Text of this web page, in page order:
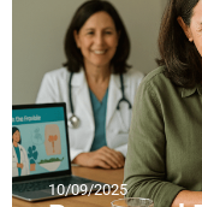
10/09/2025